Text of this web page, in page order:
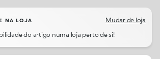
NA LOJA
Mudar de loja
do artigo numa loja perto de si!